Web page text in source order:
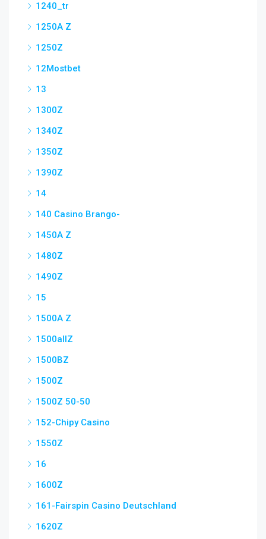
1240_tr
1250A Z
1250Z
12Mostbet
13
1300Z
1340Z
1350Z
1390Z
14
140 Casino Brango-
1450A Z
1480Z
1490Z
15
1500A Z
1500allZ
1500BZ
1500Z
1500Z 50-50
152-Chipy Casino
1550Z
16
1600Z
161-Fairspin Casino Deutschland
1620Z